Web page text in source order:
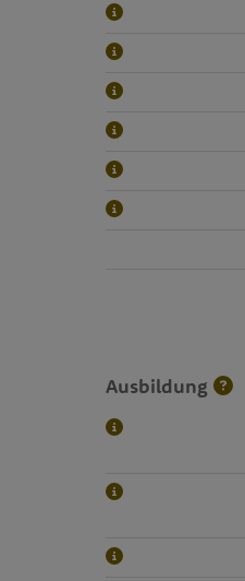
Ausbildung